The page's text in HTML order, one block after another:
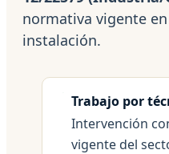
normativa vigente
instalación.
Trabajo por
Intervención
vigente del